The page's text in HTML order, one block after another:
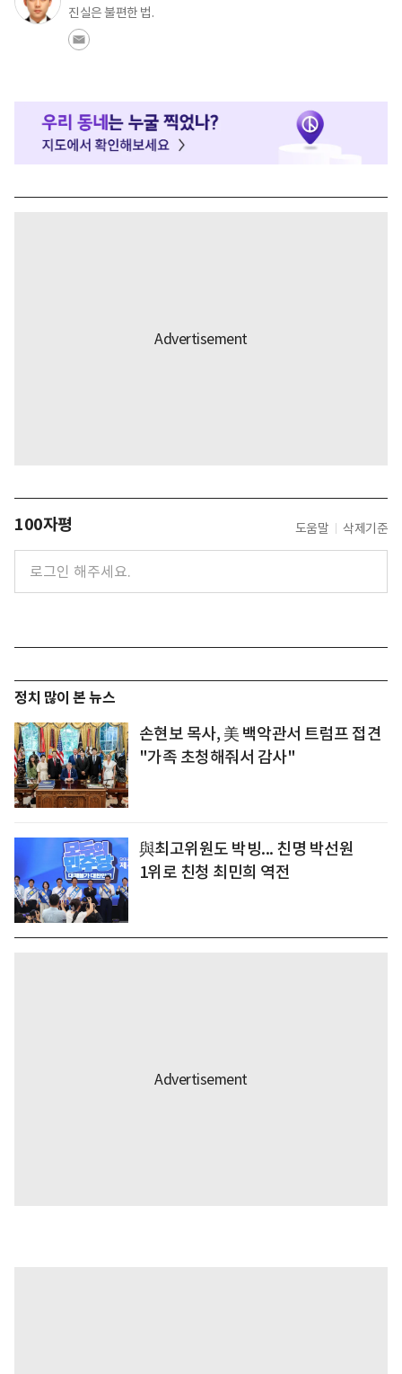
진실은 불편한 법.
100자평 도움말 삭제기준
정치 많이 본 뉴스
손현보 목사, 美 백악관서 트럼프 접견
"가족 초청해줘서 감사"
與최고위원도 박빙... 친명 박선원
1위로 친청 최민희 역전